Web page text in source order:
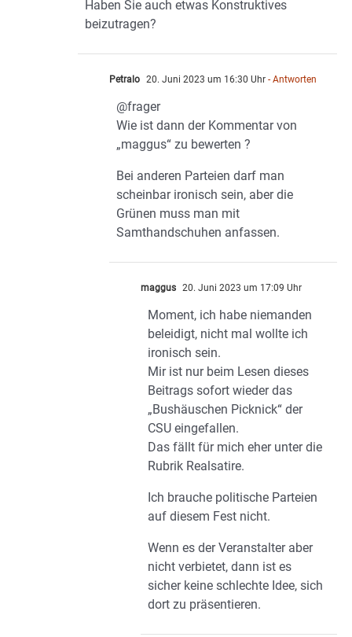
Haben Sie auch etwas Konstruktives
beizutragen?
Petralo 20. Juni 2023 um 16:30 Uhr - Antworten
@frager
Wie ist dann der Kommentar von
„maggus“ zu bewerten ?
Bei anderen Parteien darf man
scheinbar ironisch sein, aber die
Grünen muss man mit
Samthandschuhen anfassen.
maggus 20. Juni 2023 um 17:09 Uhr
Moment, ich habe niemanden
beleidigt, nicht mal wollte ich
ironisch sein.
Mir ist nur beim Lesen dieses
Beitrags sofort wieder das
„Bushäuschen Picknick“ der
CSU eingefallen.
Das fällt für mich eher unter die
Rubrik Realsatire.
Ich brauche politische Parteien
auf diesem Fest nicht.
Wenn es der Veranstalter aber
nicht verbietet, dann ist es
sicher keine schlechte Idee, sich
dort zu präsentieren.